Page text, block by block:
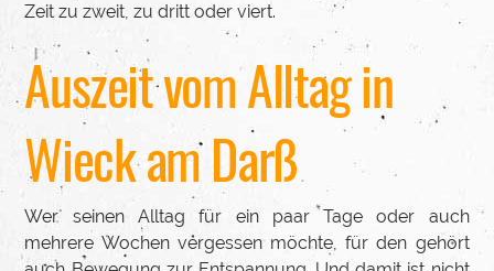
Zeit zu zweit, zu dritt oder viert.
Auszeit vom Alltag in
Wieck am Darß
Wer seinen Alltag für ein paar Tage oder auch
mehrere Wochen vergessen möchte, für den gehört